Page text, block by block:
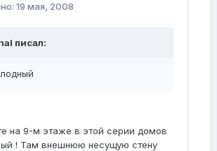
19 мая, 2008
писал:
на 9-м этаже в этой серии домов
! Там внешнюю несущую стену